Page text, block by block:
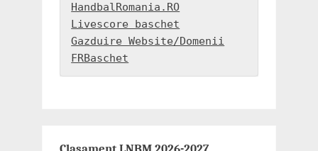
HandbalRomania.RO
Livescore baschet
Gazduire Website/Domenii
FRBaschet